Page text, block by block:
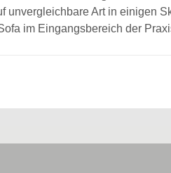
unvergleichbare Art in einigen
im Eingangsbereich der